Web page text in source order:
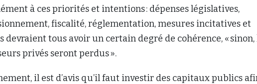
à ces priorités et intentions : dépenses législatives,
fiscalité, réglementation, mesures incitatives et
devraient tous avoir un certain degré de cohérence, « sinon,
privés seront perdus ».
il est d’avis qu’il faut investir des capitaux publics